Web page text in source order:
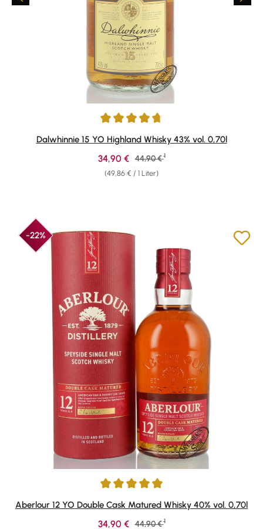
Durchschnittliche Bewertung von 4.82 von 5 Sternen
Dalwhinnie 15 YO Highland Whisky 43% vol. 0,70l
(49,86 € / 1 Liter)
Verkaufspreis:
34,90 € Regulärer Preis:
44,90 € 1
-22%
Durchschnittliche Bewertung von 4.88 von 5 Sternen
Aberlour 12 YO Double Cask Matured Whisky 40% vol. 0,70l
Verkaufspreis:
34,90 € Regulärer Preis:
44,90 € 1